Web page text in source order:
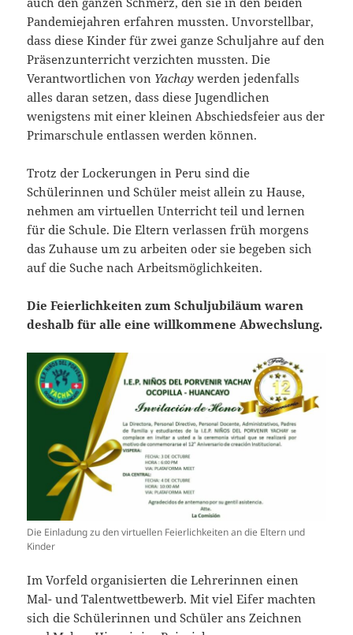
Pandemiejahren erfahren mussten. Unvorstellbar,
dass diese Kinder für zwei ganze Schuljahre auf den
Präsenzunterricht verzichten mussten. Die
Verantwortlichen von Yachay werden jedenfalls
alles daran setzen, dass diese Jugendlichen
wenigstens mit einer kleinen Abschiedsfeier aus der
Primarschule entlassen werden können.
Trotz der Lockerungen in Peru sind die
Schülerinnen und Schüler meist allein zu Hause,
nehmen am virtuellen Unterricht teil und lernen
für die Schule. Die Eltern verlassen früh morgens
das Zuhause um zu arbeiten oder sie begeben sich
auf die Suche nach Arbeitsmöglichkeiten.
Die Feierlichkeiten zum Schuljubiläum waren
deshalb für alle eine willkommene Abwechslung.
Die Einladung zu den virtuellen Feierlichkeiten an die Eltern und
Kinder
Im Vorfeld organisierten die Lehrerinnen einen
Mal- und Talentwettbewerb. Mit viel Eifer machten
sich die Schülerinnen und Schüler ans Zeichnen